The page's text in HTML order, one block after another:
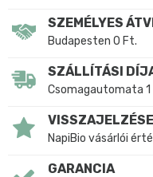
SZEMÉLYES
Budapesten 0 Ft.
SZÁLLÍTÁSI
Csomagautomata
NapiBio vásárlói
GARANCIA